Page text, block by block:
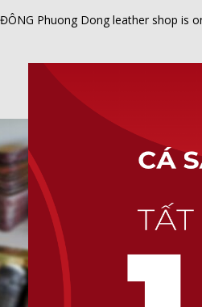
ĐÔNG Phuong Dong leather shop